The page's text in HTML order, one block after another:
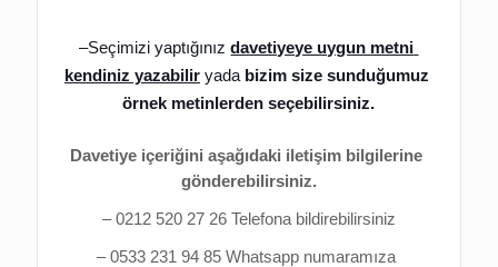
–Seçimizi yaptığınız davetiyeye uygun metni
kendiniz yazabilir yada bizim size sunduğumuz
örnek metinlerden seçebilirsiniz.
Davetiye içeriğini aşağıdaki iletişim bilgilerine
gönderebilirsiniz.
– 0212 520 27 26 Telefona bildirebilirsiniz
– 0533 231 94 85 Whatsapp numaramıza